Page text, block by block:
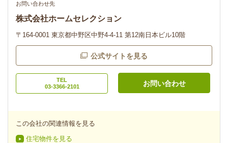
お問い合わせ先
株式会社ホームセレクション
〒164-0001 東京都中野区中野4-4-11 第12南日本ビル10階
公式サイトを見る
TEL
03-3366-2101
お問い合わせ
この会社の関連情報を見る
住宅物件を見る